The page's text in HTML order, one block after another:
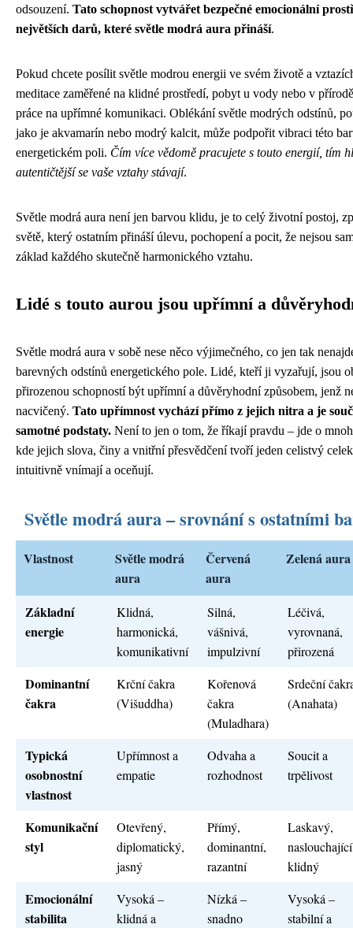
odsouzení. Tato schopnost vytvářet bezpečné emocionální
největších darů, které světle modrá aura přináší.
Pokud chcete posílit světle modrou energii ve svém životě a
meditace zaměřené na klidné prostředí, pobyt u vody nebo v
práce na upřímné komunikaci. Oblékání světle modrých odstínů,
jako je akvamarín nebo modrý kalcit, může podpořit vibraci této
energetickém poli. Čím více vědomě pracujete s touto energií, tím
autentičtější se vaše vztahy stávají.
Světle modrá aura není jen barvou klidu, je to celý životní postoj,
světě, který ostatním přináší úlevu, pochopení a pocit, že nejsou
základ každého skutečně harmonického vztahu.
Lidé s touto aurou jsou upřímní a
Světle modrá aura v sobě nese něco výjimečného, co jen tak
barevných odstínů energetického pole. Lidé, kteří ji vyzařují, jsou
přirozenou schopností být upřímní a důvěryhodní způsobem, jenž
nacvičený. Tato upřímnost vychází přímo z jejich nitra a je
samotné podstaty. Není to jen o tom, že říkají pravdu – jde o
kde jejich slova, činy a vnitřní přesvědčení tvoří jeden celistvý
intuitivně vnímají a oceňují.
Světle modrá aura – srovnání s ostatními
Vlastnost
Světle modrá
aura
Červená
aura
Zelená aura
Základní
energie
Klidná,
harmonická,
komunikativní
Silná,
vášnivá,
impulzivní
Léčivá,
vyrovnaná,
přirozená
Dominantní
čakra
Krční čakra
(Višuddha)
Kořenová
čakra
(Muladhara)
Srdeční
(Anahata)
Typická
osobnostní
vlastnost
Upřímnost a
empatie
Odvaha a
rozhodnost
Soucit a
trpělivost
Komunikační
styl
Otevřený,
diplomatický,
jasný
Přímý,
dominantní,
razantní
Laskavý,
klidný
Emocionální
stabilita
Vysoká –
klidná a
Nízká –
snadno
Vysoká –
stabilní a